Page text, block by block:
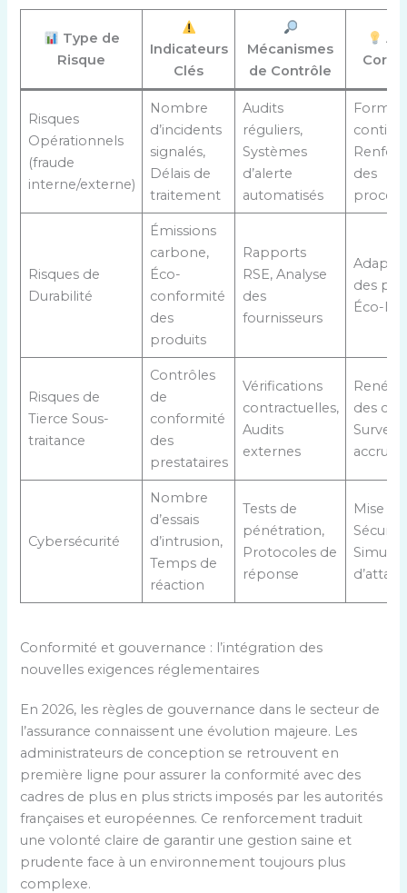
Type de
Risque
Indicateurs
Clés
Mécanismes
de Contrôle
Risques
Opérationnels
(fraude
interne/externe)
Nombre
d’incidents
signalés,
Délais de
traitement
Audits
réguliers,
Systèmes
d’alerte
automatisés
des
Risques de
Durabilité
Émissions
carbone,
Éco-
conformité
des
produits
Rapports
RSE, Analyse
des
fournisseurs
des
Éco-
Risques de
Tierce Sous-
traitance
Contrôles
de
conformité
des
prestataires
Vérifications
contractuelles,
Audits
externes
des
accrue
Cybersécurité
Nombre
d’essais
d’intrusion,
Temps de
réaction
Tests de
pénétration,
Protocoles de
réponse
Mise à
Conformité et gouvernance : l’intégration des
nouvelles exigences réglementaires
En 2026, les règles de gouvernance dans le secteur de
l’assurance connaissent une évolution majeure. Les
administrateurs de conception se retrouvent en
première ligne pour assurer la conformité avec des
cadres de plus en plus stricts imposés par les autorités
françaises et européennes. Ce renforcement traduit
une volonté claire de garantir une gestion saine et
prudente face à un environnement toujours plus
complexe.